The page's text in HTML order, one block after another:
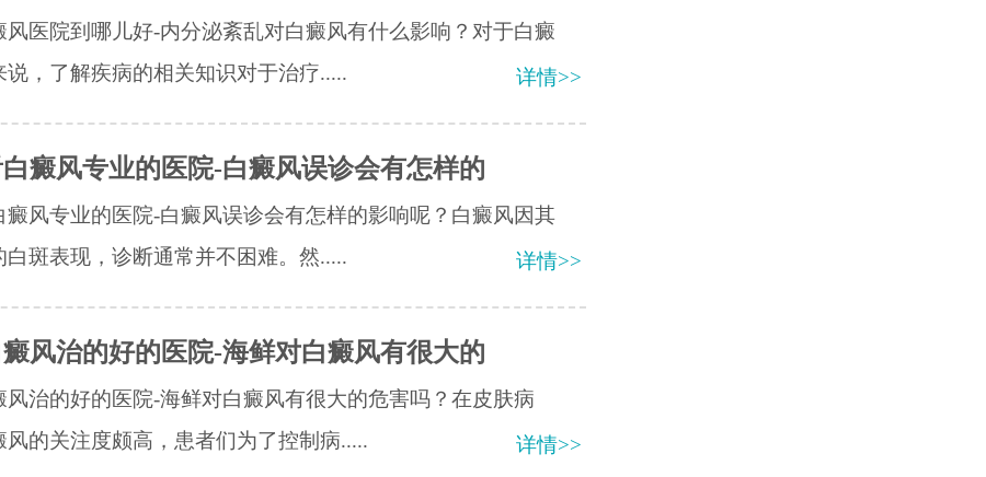
风医院到哪儿好-内分泌紊乱对白癜风有什么影响？对于白癜
说，了解疾病的相关知识对于治疗.....
详情>>
癜风专业的医院-白癜风误诊会有怎样的
癜风专业的医院-白癜风误诊会有怎样的影响呢？白癜风因其
白斑表现，诊断通常并不困难。然.....
详情>>
风治的好的医院-海鲜对白癜风有很大的
风治的好的医院-海鲜对白癜风有很大的危害吗？在皮肤病
风的关注度颇高，患者们为了控制病.....
详情>>